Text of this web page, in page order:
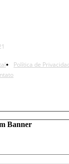
Política de
Banner